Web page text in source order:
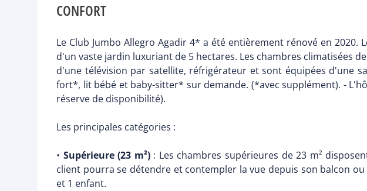
CONFORT
Le Club Jumbo Allegro Agadir 4* a été entièrement rénové en
d'un vaste jardin luxuriant de 5 hectares. Les chambres climatisées
d'une télévision par satellite, réfrigérateur et sont équipées d'une
fort*, lit bébé et baby-sitter* sur demande. (*avec supplément). -
réserve de disponibilité).
Les principales catégories :
• Supérieure (23 m²): Les chambres supérieures de 23 m²
client pourra se détendre et contempler la vue depuis son balcon
et 1 enfant.